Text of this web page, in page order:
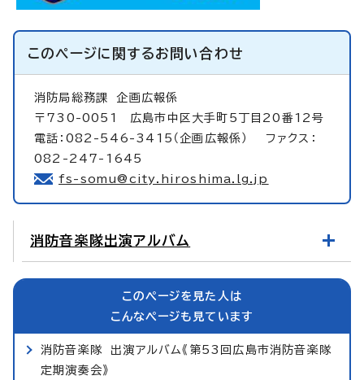
このページに関するお問い合わせ
消防局総務課企画広報係
〒730-0051 広島市中区大手町5丁目20番12号
電話：082-546-3415（企画広報係） ファクス：
082-247-1645
fs-somu@city.hiroshima.lg.jp
消防音楽隊出演アルバム
このページを見た人は
こんなページも見ています
消防音楽隊 出演アルバム《第53回広島市消防音楽隊
定期演奏会》